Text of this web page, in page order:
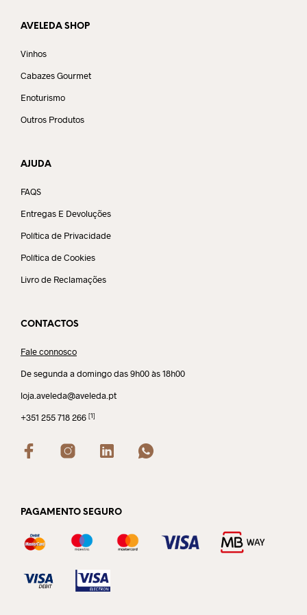
AVELEDA SHOP
Vinhos
Cabazes Gourmet
Enoturismo
Outros Produtos
AJUDA
FAQS
Entregas E Devoluções
Política de Privacidade
Política de Cookies
Livro de Reclamações
CONTACTOS
Fale connosco
De segunda a domingo das 9h00 às 18h00
loja.aveleda@aveleda.pt
+351 255 718 266 [1]
PAGAMENTO SEGURO